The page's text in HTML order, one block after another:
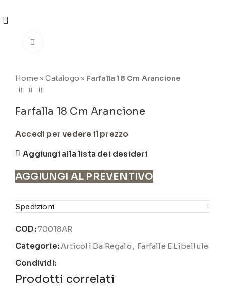
Home »Catalogo » Farfalla 18 Cm Arancione
Farfalla 18 Cm Arancione
Accedi per vedere il prezzo
Aggiungi alla lista dei desideri
AGGIUNGI AL PREVENTIVO
Spedizioni
COD: 70018AR
Categorie: Articoli Da Regalo , Farfalle E Libellule
Condividi:
Prodotti correlati